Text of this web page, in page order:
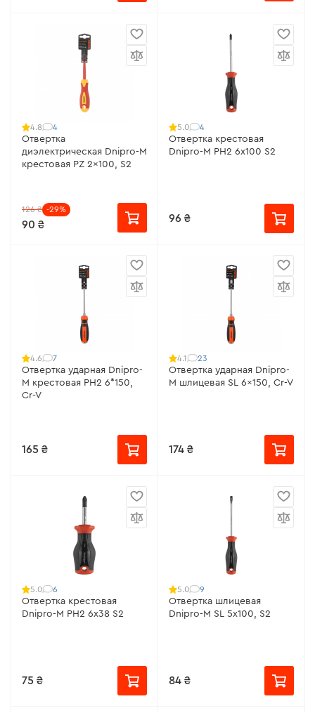
4.8 4
Отвертка
диэлектрическая Dnipro-M
крестовая PZ 2x100, S2
126 ₴ -29%
90 ₴
5.0 4
Отвертка крестовая
Dnipro-M РН2 6х100 S2
96 ₴
4.6 7
Отвертка ударная Dnipro-
M крестовая PH2 6*150,
Cr-V
165 ₴
4.1 23
Отвертка ударная Dnipro-
M шлицевая SL 6x150, Cr-V
174 ₴
5.0 6
Отвертка крестовая
Dnipro-M РН2 6х38 S2
75 ₴
5.0 9
Отвертка шлицевая
Dnipro-M SL 5х100, S2
84 ₴